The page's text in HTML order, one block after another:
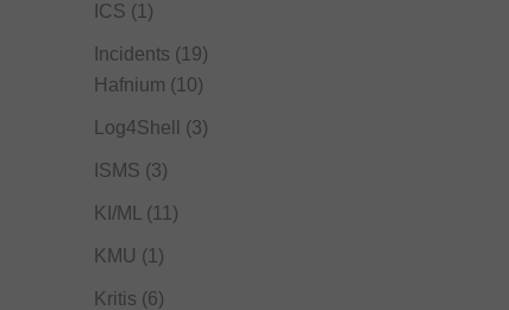
ICS (1)
Incidents (19)
Hafnium (10)
Log4Shell (3)
ISMS (3)
KI/ML (11)
KMU (1)
Kritis (6)